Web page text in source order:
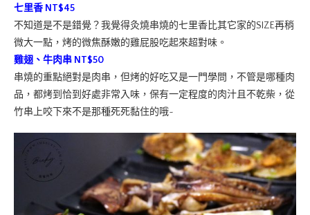
七里香 NT$45
不知道是不是錯覺？我覺得灸燒串燒的七里香比其它家的SIZE再稍
微大一點，烤的微焦酥嫩的雞屁股吃起來超對味。
雞翅、牛肉串 NT$50
串燒的重點絕對是肉串，但烤的好吃又是一門學問，不管是哪種肉
品，都烤到恰到好處非常入味，保有一定程度的肉汁且不乾柴，從
竹串上咬下來不是那種死死黏住的哦~